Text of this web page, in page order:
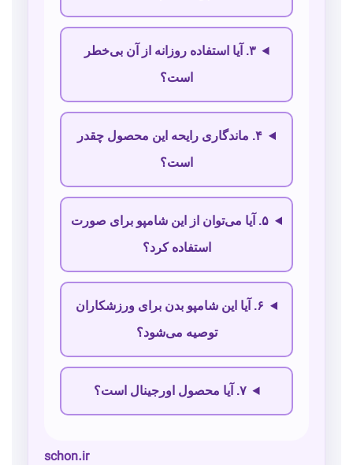
۳. آیا استفاده روزانه از آن بی‌خطر
است؟
۴. ماندگاری رایحه این محصول چقدر
است؟
۵. آیا می‌توان از این شامپو برای صورت
استفاده کرد؟
۶. آیا این شامپو بدن برای ورزشکاران
توصیه می‌شود؟
۷. آیا محصول اورجینال است؟
schon.ir